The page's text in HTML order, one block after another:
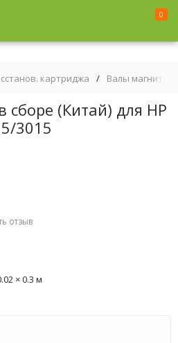
0
картриджа / Валы
(Китай) для HP
3015
отзыв
× 0.3 м